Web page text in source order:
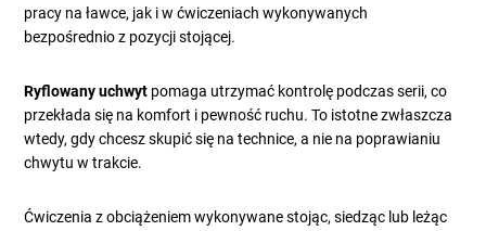
pracy na ławce, jak i w ćwiczeniach wykonywanych
bezpośrednio z pozycji stojącej.
Ryflowany uchwyt pomaga utrzymać kontrolę podczas serii, co
przekłada się na komfort i pewność ruchu. To istotne zwłaszcza
wtedy, gdy chcesz skupić się na technice, a nie na poprawianiu
chwytu w trakcie.
Ćwiczenia z obciążeniem wykonywane stojąc, siedząc lub leżąc